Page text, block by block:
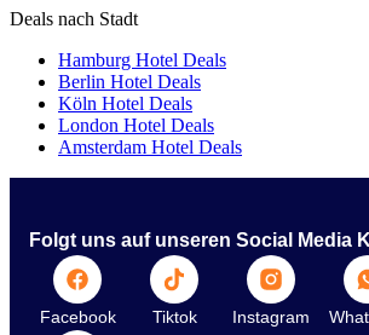
Deals nach Stadt
Hamburg Hotel Deals
Berlin Hotel Deals
Köln Hotel Deals
London Hotel Deals
Amsterdam Hotel Deals